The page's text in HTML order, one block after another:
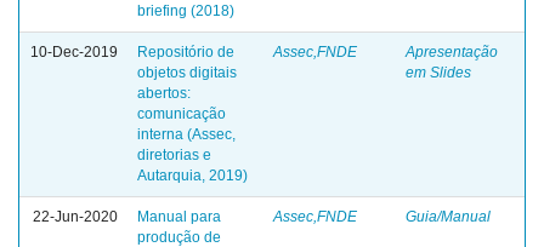
briefing (2018)
10-Dec-2019
Repositório de
objetos digitais
abertos:
comunicação
interna (Assec,
diretorias e
Autarquia, 2019)
Assec,FNDE
Apresentação
em Slides
22-Jun-2020
Manual para
produção de
Assec,FNDE Guia/Manual